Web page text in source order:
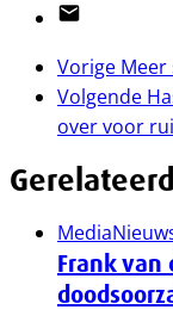
Email
Vorige
Volgende
over voor
Gerelateerd
Media
Frank van